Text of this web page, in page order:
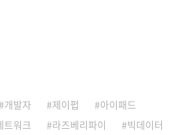
개발자 제이펍
아이패드
트워크 라즈베리파이 빅데이터